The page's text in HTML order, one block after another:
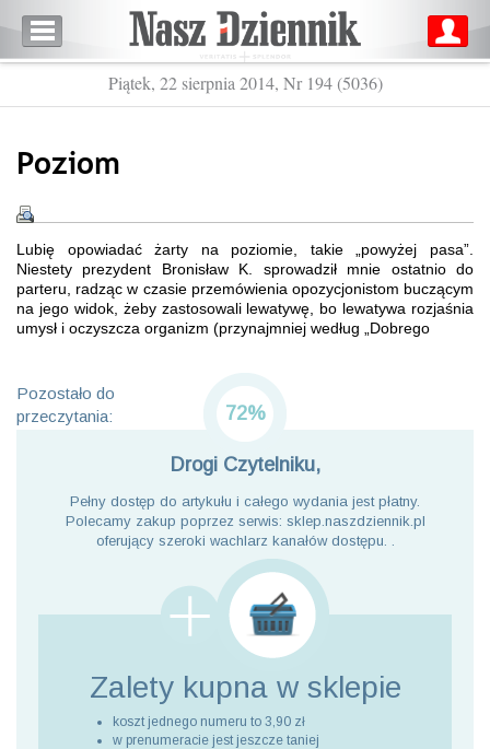
Piątek, 22 sierpnia 2014, Nr 194 (5036)
Poziom
Lubię opowiadać żarty na poziomie, takie „powyżej pasa”.
Niestety prezydent Bronisław K. sprowadził mnie ostatnio do
parteru, radząc w czasie przemówienia opozycjonistom buczącym
na jego widok, żeby zastosowali lewatywę, bo lewatywa rozjaśnia
umysł i oczyszcza organizm (przynajmniej według „Dobrego
Pozostało do
przeczytania:
72%
Drogi Czytelniku,
Pełny dostęp do artykułu i całego wydania jest płatny.
Polecamy zakup poprzez serwis: sklep.naszdziennik.pl
oferujący szeroki wachlarz kanałów dostępu. .
Zalety kupna w sklepie
koszt jednego numeru to 3,90 zł
w prenumeracie jest jeszcze taniej